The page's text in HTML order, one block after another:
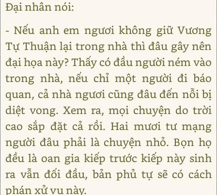
Đại nhân nói:
- Nếu anh em ngươi không giữ Vương
Tự Thuận lại trong nhà thì đâu gây nên
đại họa này? Thấy có đầu người ném vào
trong nhà, nếu chỉ một người đi báo
quan, cả nhà ngươi cũng đâu đến nỗi bị
diệt vong. Xem ra, mọi chuyện do trời
cao sắp đặt cả rồi. Hai mươi tư mạng
người đâu phải là chuyện nhỏ. Bọn họ
đều là oan gia kiếp trước kiếp này sinh
ra vẫn đối đầu, bản phủ tự sẽ có cách
phán xử vụ này.